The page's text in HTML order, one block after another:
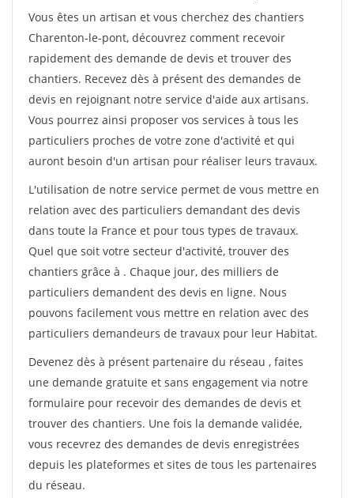
Vous êtes un artisan et vous cherchez des chantiers
Charenton-le-pont, découvrez comment recevoir
rapidement des demande de devis et trouver des
chantiers. Recevez dès à présent des demandes de
devis en rejoignant notre service d'aide aux artisans.
Vous pourrez ainsi proposer vos services à tous les
particuliers proches de votre zone d'activité et qui
auront besoin d'un artisan pour réaliser leurs travaux.
L'utilisation de notre service permet de vous mettre en
relation avec des particuliers demandant des devis
dans toute la France et pour tous types de travaux.
Quel que soit votre secteur d'activité, trouver des
chantiers grâce à . Chaque jour, des milliers de
particuliers demandent des devis en ligne. Nous
pouvons facilement vous mettre en relation avec des
particuliers demandeurs de travaux pour leur Habitat.
Devenez dès à présent partenaire du réseau , faites
une demande gratuite et sans engagement via notre
formulaire pour recevoir des demandes de devis et
trouver des chantiers. Une fois la demande validée,
vous recevrez des demandes de devis enregistrées
depuis les plateformes et sites de tous les partenaires
du réseau.